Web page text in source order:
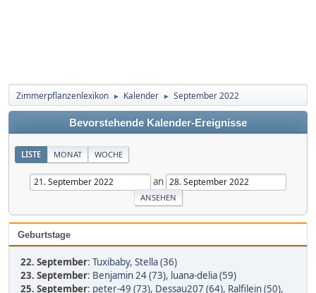
Zimmerpflanzenlexikon ► Kalender ► September 2022
Bevorstehende Kalender-Ereignisse
LISTE MONAT WOCHE
an
Geburtstage
22. September: Tuxibaby, Stella (36)
23. September: Benjamin 24 (73), luana-delia (59)
25. September: peter-49 (73), Dessau207 (64), Ralfilein (50),